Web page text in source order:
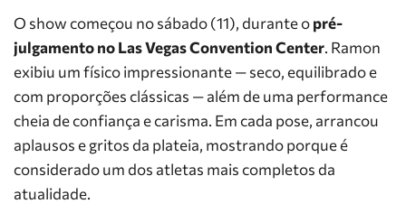
O show começou no sábado (11), durante opré-
julgamento no Las Vegas Convention Center. Ramon
exibiu um físico impressionante — seco, equilibrado e
com proporções clássicas — além de uma performance
cheia de confiança e carisma. Em cada pose, arrancou
aplausos e gritos da plateia, mostrando porque é
considerado um dos atletas mais completos da
atualidade.